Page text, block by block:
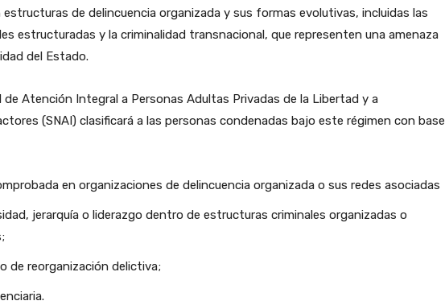
de delincuencia organizada y sus formas evolutivas, incluidas las
estructuradas y la criminalidad transnacional, que representen una amenaza
del Estado.
de Atención Integral a Personas Adultas Privadas de la Libertad y a
(SNAI) clasificará a las personas condenadas bajo este régimen con base
en organizaciones de delincuencia organizada o sus redes asociadas
jerarquía o liderazgo dentro de estructuras criminales organizadas o
de reorganización delictiva;